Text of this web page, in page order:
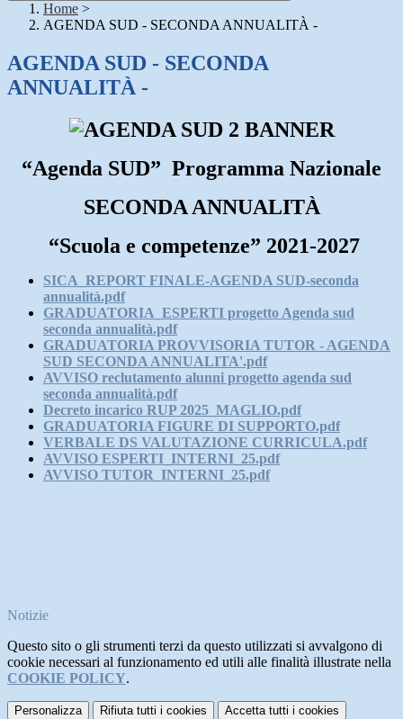
Home >
AGENDA SUD - SECONDA ANNUALITÀ -
AGENDA SUD - SECONDA
ANNUALITÀ -
“Agenda SUD” Programma Nazionale
SECONDA ANNUALITÀ
“Scuola e competenze” 2021-2027
SICA_REPORT FINALE-AGENDA SUD-seconda
annualità.pdf
GRADUATORIA_ESPERTI progetto Agenda sud
seconda annualità.pdf
GRADUATORIA PROVVISORIA TUTOR - AGENDA
SUD SECONDA ANNUALITA'.pdf
AVVISO reclutamento alunni progetto agenda sud
seconda annualità.pdf
Decreto incarico RUP 2025_MAGLIO.pdf
GRADUATORIA FIGURE DI SUPPORTO.pdf
VERBALE DS VALUTAZIONE CURRICULA.pdf
AVVISO ESPERTI_INTERNI_25.pdf
AVVISO TUTOR_INTERNI_25.pdf
Notizie
Questo sito o gli strumenti terzi da questo utilizzati si avvalgono di
cookie necessari al funzionamento ed utili alle finalità illustrate nella
COOKIE POLICY.
Personalizza Rifiuta tutti i cookies Accetta tutti i cookies